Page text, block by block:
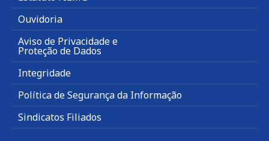
Ouvidoria
Aviso de Privacidade e
Proteção de Dados
Integridade
Política de Segurança da Informação
Sindicatos Filiados